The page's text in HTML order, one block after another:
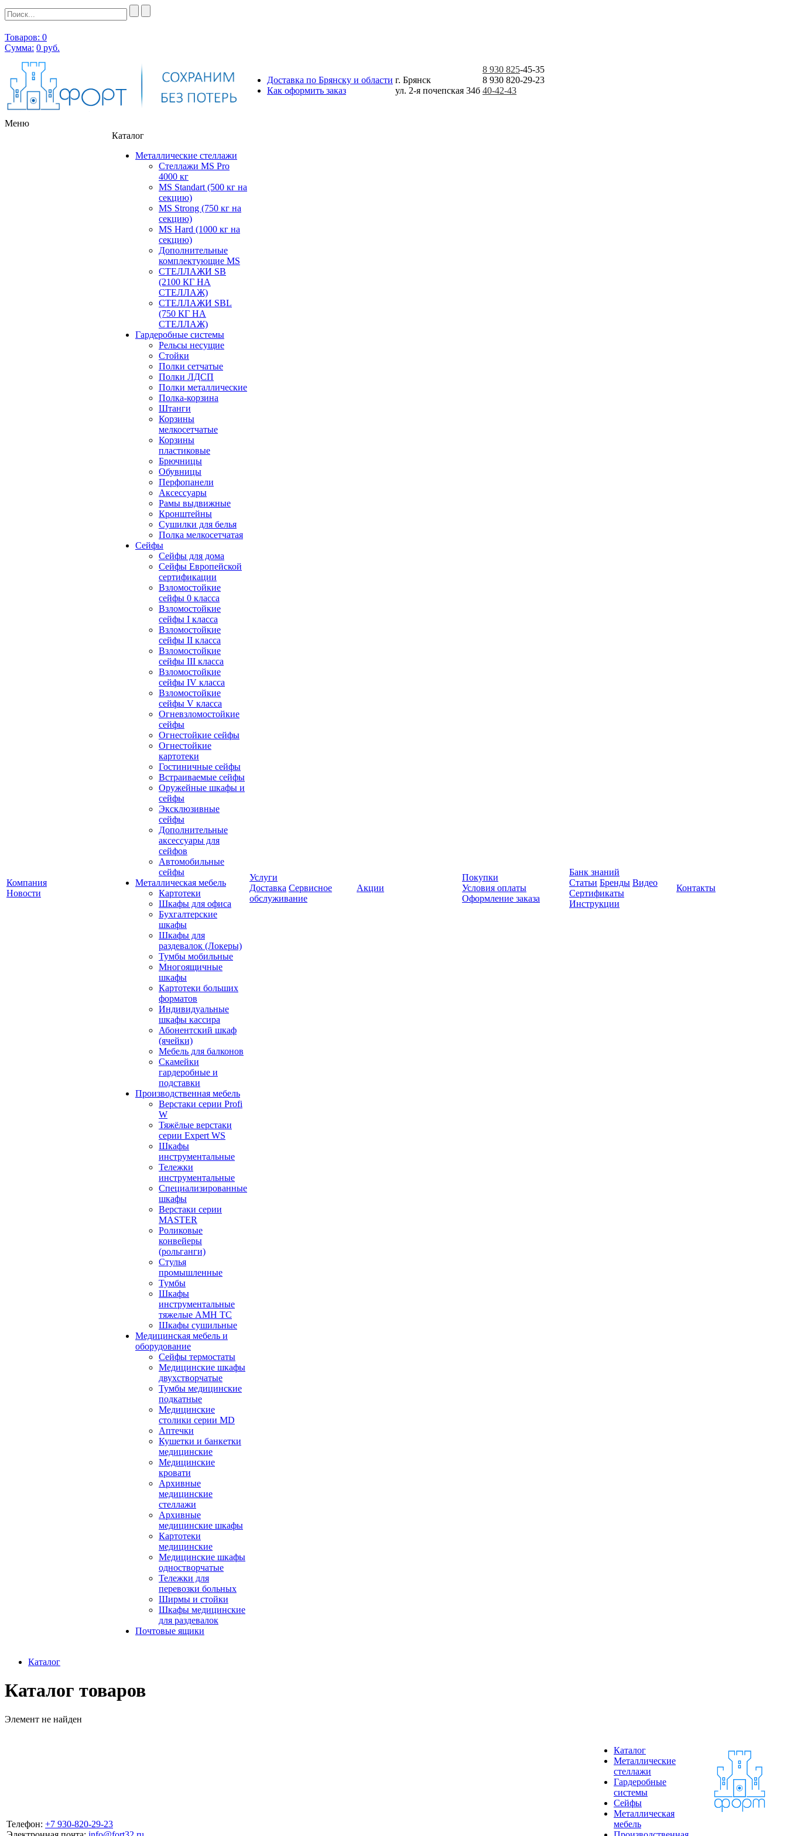
Товаров: 0
Сумма: 0 руб.
Доставка по Брянску и области
Как оформить заказ
г. Брянск
ул. 2-я почепская 34б
8 930 825-45-35
8 930 820-29-23
40-42-43
Меню
Компания
Новости
Каталог
Металлические стеллажи
Стеллажи MS Pro
4000 кг
MS Standart (500 кг на
секцию)
MS Strong (750 кг на
секцию)
MS Hard (1000 кг на
секцию)
Дополнительные
комплектующие MS
СТЕЛЛАЖИ SB
(2100 КГ НА
СТЕЛЛАЖ)
СТЕЛЛАЖИ SBL
(750 КГ НА
СТЕЛЛАЖ)
Гардеробные системы
Рельсы несущие
Стойки
Полки сетчатые
Полки ЛДСП
Полки металлические
Полка-корзина
Штанги
Корзины
мелкосетчатые
Корзины
пластиковые
Брючницы
Обувницы
Перфопанели
Аксессуары
Рамы выдвижные
Кронштейны
Сушилки для белья
Полка мелкосетчатая
Сейфы
Сейфы для дома
Сейфы Европейской
сертификации
Взломостойкие
сейфы 0 класса
Взломостойкие
сейфы I класса
Взломостойкие
сейфы II класса
Взломостойкие
сейфы III класса
Взломостойкие
сейфы IV класса
Взломостойкие
сейфы V класса
Огневзломостойкие
сейфы
Огнестойкие сейфы
Огнестойкие
картотеки
Гостиничные сейфы
Встраиваемые сейфы
Оружейные шкафы и
сейфы
Эксклюзивные
сейфы
Дополнительные
аксессуары для
сейфов
Автомобильные
сейфы
Металлическая мебель
Картотеки
Шкафы для офиса
Бухгалтерские
шкафы
Шкафы для
раздевалок (Локеры)
Тумбы мобильные
Многоящичные
шкафы
Картотеки больших
форматов
Индивидуальные
шкафы кассира
Абонентский шкаф
(ячейки)
Мебель для балконов
Скамейки
гардеробные и
подставки
Производственная мебель
Верстаки серии Profi
W
Тяжёлые верстаки
серии Expert WS
Шкафы
инструментальные
Тележки
инструментальные
Cпециализированные
шкафы
Верстаки серии
MASTER
Роликовые
конвейеры
(рольганги)
Стулья
промышленные
Тумбы
Шкафы
инструментальные
тяжелые АМН ТС
Шкафы сушильные
Медицинская мебель и
оборудование
Сейфы термостаты
Медицинские шкафы
двухстворчатые
Тумбы медицинские
подкатные
Медицинские
столики серии MD
Аптечки
Кушетки и банкетки
медицинские
Медицинские
кровати
Архивные
медицинские
стеллажи
Архивные
медицинские шкафы
Картотеки
медицинские
Медицинские шкафы
одностворчатые
Тележки для
перевозки больных
Ширмы и стойки
Шкафы медицинские
для раздевалок
Почтовые ящики
Услуги
Доставка Сервисное
обслуживание
Акции
Покупки
Условия оплаты
Оформление заказа
Банк знаний
Статьи Бренды Видео
Сертификаты
Инструкции
Контакты
Каталог
Каталог товаров
Элемент не найден
Телефон: +7 930-820-29-23
Каталог
Металлические
стеллажи
Гардеробные
системы
Сейфы
Металлическая
мебель